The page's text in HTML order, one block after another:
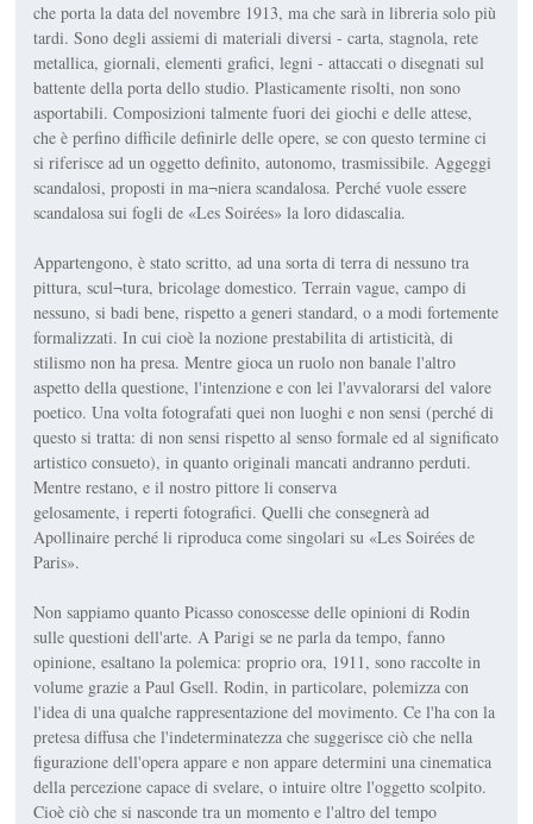
che porta la data del novembre 1913, ma che sarà in libreria solo più
tardi. Sono degli assiemi di materiali diversi - carta, stagnola, rete
metallica, giornali, elementi grafici, legni - attaccati o disegnati sul
battente della porta dello studio. Plasticamente risolti, non sono
asportabili. Composizioni talmente fuori dei giochi e delle attese,
che è perfino difficile definirle delle opere, se con questo termine ci
si riferisce ad un oggetto definito, autonomo, trasmissibile. Aggeggi
scandalosi, proposti in ma¬niera scandalosa. Perché vuole essere
scandalosa sui fogli de «Les Soirées» la loro didascalia.
Appartengono, è stato scritto, ad una sorta di terra di nessuno tra
pittura, scul¬tura, bricolage domestico. Terrain vague, campo di
nessuno, si badi bene, rispetto a generi standard, o a modi fortemente
formalizzati. In cui cioè la nozione prestabilita di artisticità, di
stilismo non ha presa. Mentre gioca un ruolo non banale l'altro
aspetto della questione, l'intenzione e con lei l'avvalorarsi del valore
poetico. Una volta fotografati quei non luoghi e non sensi (perché di
questo si tratta: di non sensi rispetto al senso formale ed al significato
artistico consueto), in quanto originali mancati andranno perduti.
Mentre restano, e il nostro pittore li conserva
gelosamente, i reperti fotografici. Quelli che consegnerà ad
Apollinaire perché li riproduca come singolari su «Les Soirées de
Paris».
Non sappiamo quanto Picasso conoscesse delle opinioni di Rodin
sulle questioni dell'arte. A Parigi se ne parla da tempo, fanno
opinione, esaltano la polemica: proprio ora, 1911, sono raccolte in
volume grazie a Paul Gsell. Rodin, in particolare, polemizza con
l'idea di una qualche rappresentazione del movimento. Ce l'ha con la
pretesa diffusa che l'indeterminatezza che suggerisce ciò che nella
figurazione dell'opera appare e non appare determini una cinematica
della percezione capace di svelare, o intuire oltre l'oggetto scolpito.
Cioè ciò che si nasconde tra un momento e l'altro del tempo